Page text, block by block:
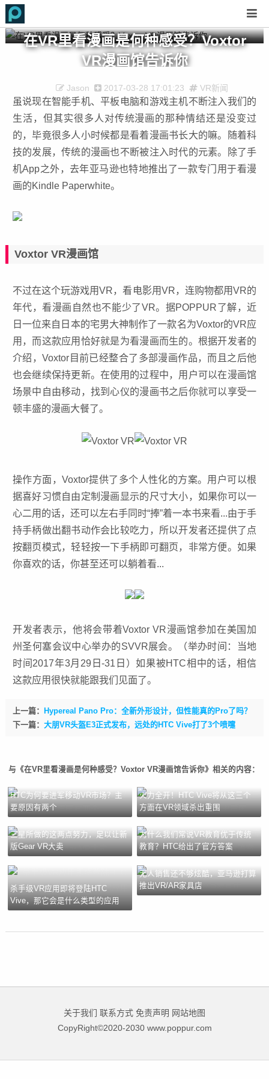
在VR里看漫画是何种感受？Voxtor
VR漫画馆告诉你
Jason 2017-03-28 17:01:23 VR新闻
虽说现在智能手机、平板电脑和游戏主机不断注入我们的
生活，但其实很多人对传统漫画的那种情结还是没变过
的，毕竟很多人小时候都是看着漫画书长大的嘛。随着科
技的发展，传统的漫画也不断被注入时代的元素。除了手
机App之外，去年亚马逊也特地推出了一款专门用于看漫
画的Kindle Paperwhite。
Voxtor VR漫画馆
不过在这个玩游戏用VR，看电影用VR，连购物都用VR的
年代，看漫画自然也不能少了VR。据POPPUR了解，近
日一位来自日本的宅男大神制作了一款名为Voxtor的VR应
用，而这款应用恰好就是为看漫画而生的。根据开发者的
介绍，Voxtor目前已经整合了多部漫画作品，而且之后他
也会继续保持更新。在使用的过程中，用户可以在漫画馆
场景中自由移动，找到心仪的漫画书之后你就可以享受一
顿丰盛的漫画大餐了。
操作方面，Voxtor提供了多个人性化的方案。用户可以根
据喜好习惯自由定制漫画显示的尺寸大小，如果你可以一
心二用的话，还可以左右手同时“捧”着一本书来看...由于手
持手柄做出翻书动作会比较吃力，所以开发者还提供了点
按翻页模式，轻轻按一下手柄即可翻页，非常方便。如果
你喜欢的话，你甚至还可以躺着看...
开发者表示，他将会带着Voxtor VR漫画馆参加在美国加
州圣何塞会议中心举办的SVVR展会。（举办时间：当地
时间2017年3月29日-31日）如果被HTC相中的话，相信
这款应用很快就能跟我们见面了。
上一篇： Hypereal Pano Pro：全新外形设计，但性能真的Pro了吗？
下一篇： 大朋VR头盔E3正式发布，远处的HTC Vive打了3个喷嚏
与《在VR里看漫画是何种感受？Voxtor VR漫画馆告诉你》相关的内容：
HTC为何要进军移动VR市场？主
要原因有两个
火力全开！HTC Vive将从这三个
方面在VR领域杀出重围
三星所做的这两点努力，足以让新
版Gear VR大卖
为什么我们常说VR教育优于传统
教育？HTC给出了官方答案
杀手级VR应用即将登陆HTC
Vive，那它会是什么类型的应用
无人销售还不够炫酷，亚马逊打算
推出VR/AR家具店
关于我们 联系方式 免责声明 网站地图
CopyRight©2020-2030 www.poppur.com